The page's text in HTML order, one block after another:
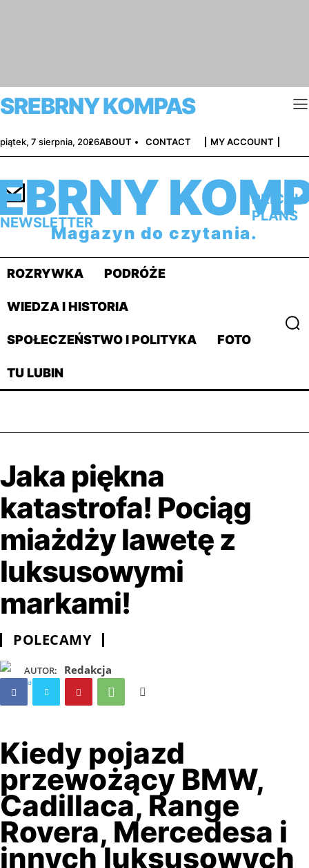
SREBRNY KOMPAS
piątek, 7 sierpnia, 2026ABOUT CONTACT MY ACCOUNT
NEWSLETTER
Magazyn do czytania.
PRICING
PLANS
ROZRYWKA PODRÓŻE
WIEDZA I HISTORIA
SPOŁECZEŃSTWO I POLITYKA FOTO
TU LUBIN
Jaka piękna
katastrofa! Pociąg
miażdży lawetę z
luksusowymi
markami!
POLECAMY
AUTOR: Redakcja
Kiedy pojazd
przewożący BMW,
Cadillaca, Range
Rovera, Mercedesa i
innych luksusowych